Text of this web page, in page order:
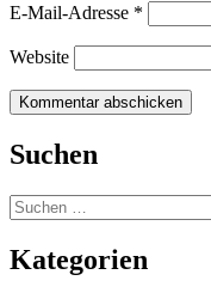
E-Mail-Adresse *
Website
Suchen
Suchen
nach:
Kategorien